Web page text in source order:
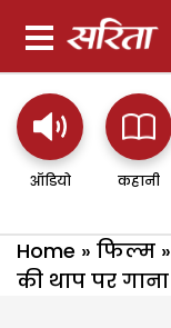
ऑडियो कहानी
Home » फिल्म »
की थाप पर